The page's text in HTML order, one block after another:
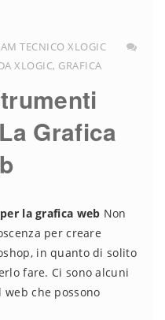
TECNICO XLOGIC
XLOGIC, GRAFICA
Grafica
la grafica web Non
per creare
in quanto di solito
fare. Ci sono alcuni
che possono